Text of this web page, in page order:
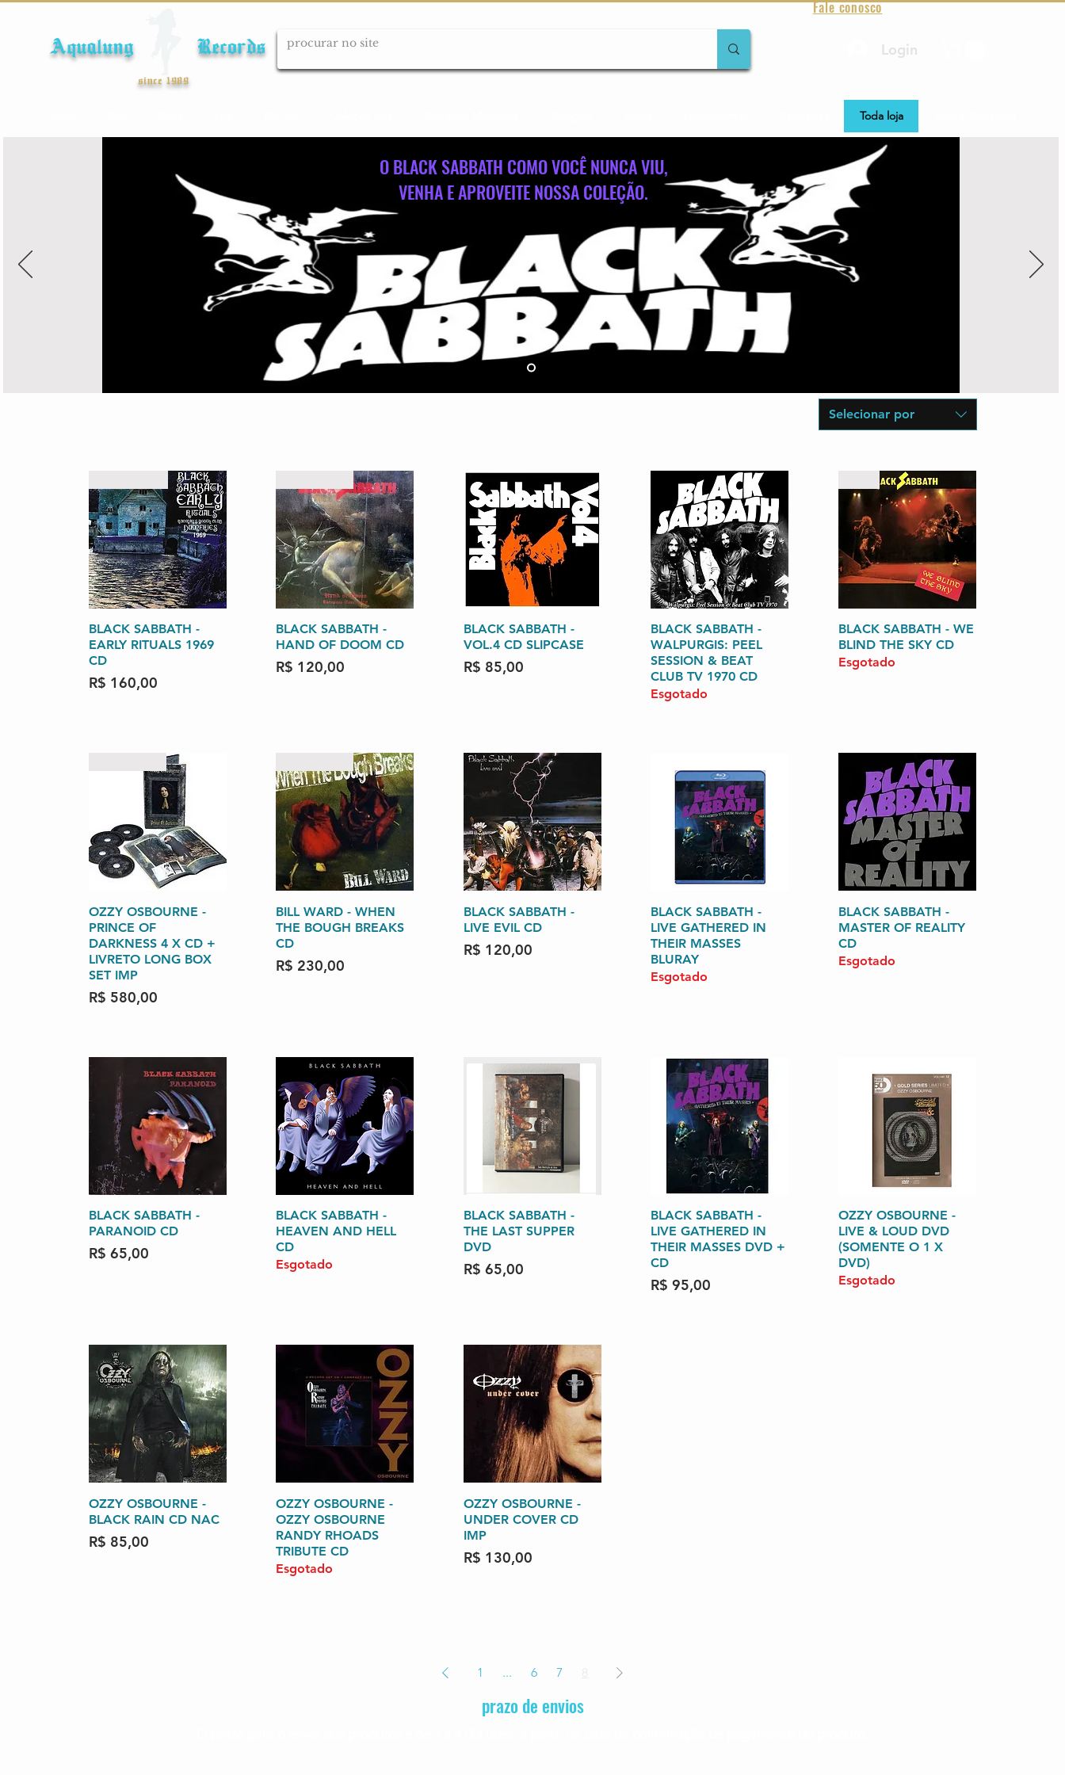
Aqualung Records
since 1989
Fale conosco
Login
Toda loja
No products to show here
Back to Shopping
O BLACK SABBATH COMO VOCÊ NUNCA VIU,
VENHA E APROVEITE NOSSA COLEÇÃO.
Selecionar por
Visualização rápida
BLACK SABBATH -
EARLY RITUALS 1969
CD
Preço
R$ 160,00
Visualização rápida
BLACK SABBATH -
HAND OF DOOM CD
Preço
R$ 120,00
Visualização rápida
BLACK SABBATH -
VOL.4 CD SLIPCASE
Preço
R$ 85,00
Visualização rápida
BLACK SABBATH -
WALPURGIS: PEEL
SESSION & BEAT
CLUB TV 1970 CD
Esgotado
Visualização rápida
BLACK SABBATH - WE
BLIND THE SKY CD
Esgotado
Visualização rápida
OZZY OSBOURNE -
PRINCE OF
DARKNESS 4 X CD +
LIVRETO LONG BOX
SET IMP
Preço
R$ 580,00
Visualização rápida
BILL WARD - WHEN
THE BOUGH BREAKS
CD
Preço
R$ 230,00
Visualização rápida
BLACK SABBATH -
LIVE EVIL CD
Preço
R$ 120,00
Visualização rápida
BLACK SABBATH -
LIVE GATHERED IN
THEIR MASSES
BLURAY
Esgotado
Visualização rápida
BLACK SABBATH -
MASTER OF REALITY
CD
Esgotado
Visualização rápida
BLACK SABBATH -
PARANOID CD
Preço
R$ 65,00
Visualização rápida
BLACK SABBATH -
HEAVEN AND HELL
CD
Esgotado
Visualização rápida
BLACK SABBATH -
THE LAST SUPPER
DVD
Preço
R$ 65,00
Visualização rápida
BLACK SABBATH -
LIVE GATHERED IN
THEIR MASSES DVD +
CD
Preço
R$ 95,00
Visualização rápida
OZZY OSBOURNE -
LIVE & LOUD DVD
(SOMENTE O 1 X
DVD)
Esgotado
Visualização rápida
OZZY OSBOURNE -
BLACK RAIN CD NAC
Preço
R$ 85,00
Visualização rápida
OZZY OSBOURNE -
OZZY OSBOURNE
RANDY RHOADS
TRIBUTE CD
Esgotado
Visualização rápida
OZZY OSBOURNE -
UNDER COVER CD
IMP
Preço
R$ 130,00
1 ... 6 7
prazo de envios